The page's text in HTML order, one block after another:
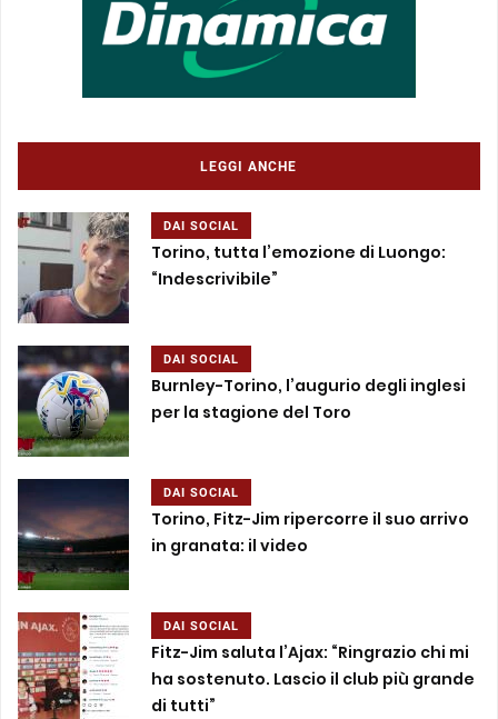
LEGGI ANCHE
DAI SOCIAL
Torino, tutta l’emozione di Luongo:
“Indescrivibile”
DAI SOCIAL
Burnley-Torino, l’augurio degli inglesi
per la stagione del Toro
DAI SOCIAL
Torino, Fitz-Jim ripercorre il suo arrivo
in granata: il video
DAI SOCIAL
Fitz-Jim saluta l’Ajax: “Ringrazio chi mi
ha sostenuto. Lascio il club più grande
di tutti”